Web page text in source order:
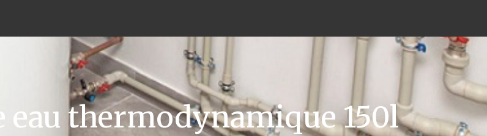
eau thermodynamique 150l